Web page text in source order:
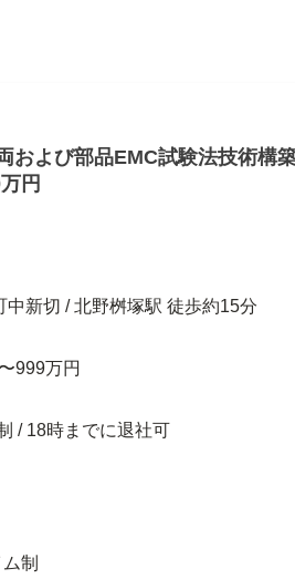
および部品EMC試験法技術構
円
中新切 / 北野桝塚駅 徒歩約15分
999万円
/ 18時までに退社可
制